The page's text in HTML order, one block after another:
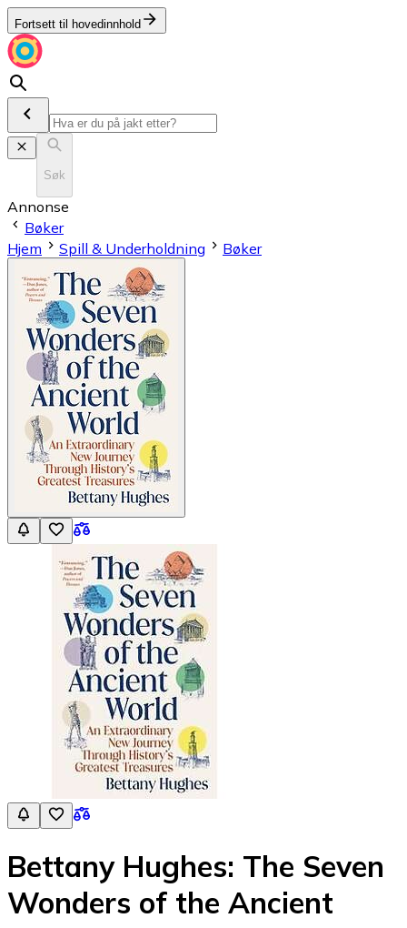
Fortsett til hovedinnhold
Søk
Annonse
Bøker
Hjem
Spill & Underholdning Bøker
Bettany Hughes: The Seven
Wonders of the Ancient